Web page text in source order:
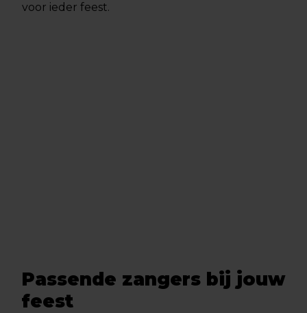
voor ieder feest.
Passende zangers bij jouw
feest